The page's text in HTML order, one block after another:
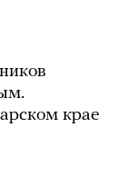
крае